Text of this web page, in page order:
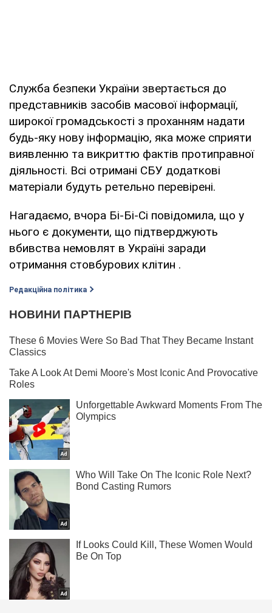
Служба безпеки України звертається до
представників засобів масової інформації,
широкої громадськості з проханням надати
будь-яку нову інформацію, яка може сприяти
виявленню та викриттю фактів протиправної
діяльності. Всі отримані СБУ додаткові
матеріали будуть ретельно перевірені.
Нагадаємо, вчора Бі-Бі-Сі повідомила, що у
нього є документи, що підтверджують
вбивства немовлят в Україні заради
отримання стовбурових клітин .
Редакційна політика